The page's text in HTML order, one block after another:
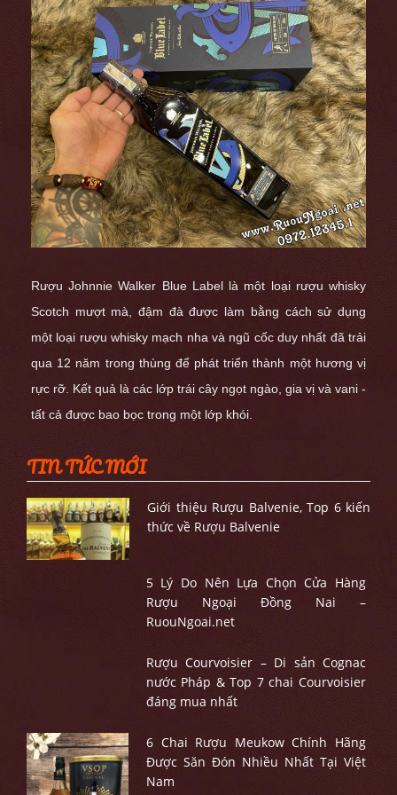
Rượu Johnnie Walker Blue Label là một loại rượu whisky
Scotch mượt mà, đậm đà được làm bằng cách sử dụng
một loại rượu whisky mạch nha và ngũ cốc duy nhất đã trải
qua 12 năm trong thùng để phát triển thành một hương vị
rực rỡ. Kết quả là các lớp trái cây ngọt ngào, gia vị và vani -
tất cả được bao bọc trong một lớp khói.
TIN TỨC MỚI
Giới thiệu Rượu Balvenie, Top 6 kiến
thức về Rượu Balvenie
5 Lý Do Nên Lựa Chọn Cửa Hàng
Rượu Ngoại Đồng Nai –
RuouNgoai.net
Rượu Courvoisier – Di sản Cognac
nước Pháp & Top 7 chai Courvoisier
đáng mua nhất
6 Chai Rượu Meukow Chính Hãng
Được Săn Đón Nhiều Nhất Tại Việt
Nam